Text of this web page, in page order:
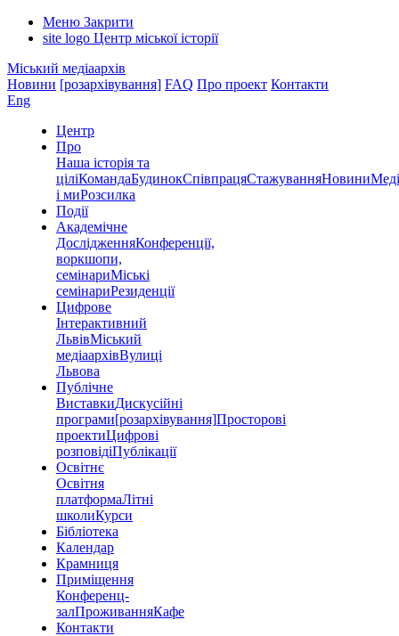
Меню Закрити
site logo Центр міської історії
Міський медіаархів
Новини [розархівування] FAQ Про проект Контакти
Eng
Центр
Про
Наша історія та
ціліКомандаБудинокСпівпрацяСтажуванняНовини
і миРозсилка
Події
Академічне
ДослідженняКонференції,
воркшопи,
семінариМіські
семінариРезиденції
Цифрове
Інтерактивний
ЛьвівМіський
медіаархівВулиці
Львова
Публічне
ВиставкиДискусійні
програми[розархівування]Просторові
проектиЦифрові
розповідіПублікації
Освітнє
Освітня
платформаЛітні
школиКурси
Бібліотека
Календар
Крамниця
Приміщення
Конференц-
залПроживанняКафе
Контакти